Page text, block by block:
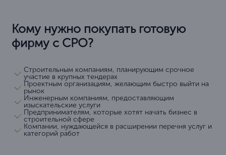
Кому нужно покупать готовую
фирму с СРО?
Строительным компаниям, планирующим срочное
участие в крупных тендерах
Проектным организациям, желающим быстро выйти на
рынок
Инженерным компаниям, предоставляющим
изыскательские услуги
Предпринимателям, которые хотят начать бизнес в
строительной сфере
Компании, нуждающейся в расширении перечня услуг и
категорий работ